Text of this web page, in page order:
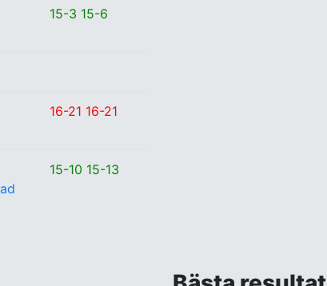
15-3 15-6
16-21 16-21
15-10 15-13